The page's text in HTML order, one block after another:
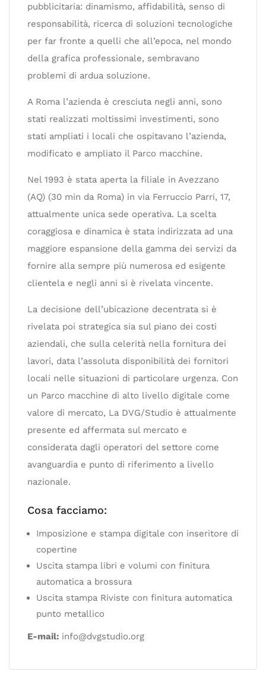
pubblicitaria: dinamismo, affidabilità, senso di
responsabilità, ricerca di soluzioni tecnologiche
per far fronte a quelli che all’epoca, nel mondo
della grafica professionale, sembravano
problemi di ardua soluzione.
A Roma l’azienda è cresciuta negli anni, sono
stati realizzati moltissimi investimenti, sono
stati ampliati i locali che ospitavano l’azienda,
modificato e ampliato il Parco macchine.
Nel 1993 è stata aperta la filiale in Avezzano
(AQ) (30 min da Roma) in via Ferruccio Parri, 17,
attualmente unica sede operativa. La scelta
coraggiosa e dinamica è stata indirizzata ad una
maggiore espansione della gamma dei servizi da
fornire alla sempre più numerosa ed esigente
clientela e negli anni si è rivelata vincente.
La decisione dell’ubicazione decentrata si è
rivelata poi strategica sia sul piano dei costi
aziendali, che sulla celerità nella fornitura dei
lavori, data l’assoluta disponibilità dei fornitori
locali nelle situazioni di particolare urgenza. Con
un Parco macchine di alto livello digitale come
valore di mercato, La DVG/Studio è attualmente
presente ed affermata sul mercato e
considerata dagli operatori del settore come
avanguardia e punto di riferimento a livello
nazionale.
Cosa facciamo:
Imposizione e stampa digitale con inseritore di
copertine
Uscita stampa libri e volumi con finitura
automatica a brossura
Uscita stampa Riviste con finitura automatica
punto metallico
E-mail: info@dvgstudio.org